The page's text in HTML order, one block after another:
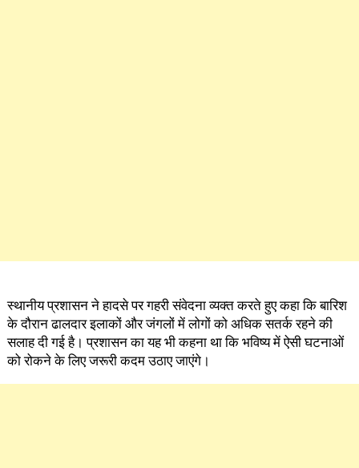
स्थानीय प्रशासन ने हादसे पर गहरी संवेदना व्यक्त करते हुए कहा कि बारिश
के दौरान ढालदार इलाकों और जंगलों में लोगों को अधिक सतर्क रहने की
सलाह दी गई है। प्रशासन का यह भी कहना था कि भविष्य में ऐसी घटनाओं
को रोकने के लिए जरूरी कदम उठाए जाएंगे।